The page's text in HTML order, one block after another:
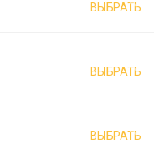
ВЫБРАТЬ
ВЫБРАТЬ
ВЫБРАТЬ